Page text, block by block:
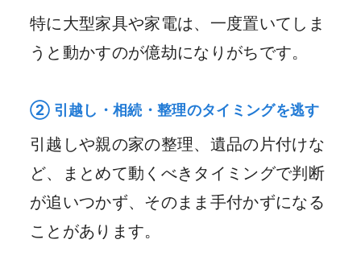
特に大型家具や家電は、一度置いてしま
うと動かすのが億劫になりがちです。
② 引越し・相続・整理のタイミングを逃す
引越しや親の家の整理、遺品の片付けな
ど、まとめて動くべきタイミングで判断
が追いつかず、そのまま手付かずになる
ことがあります。